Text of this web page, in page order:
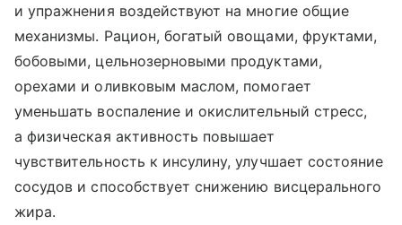
и упражнения воздействуют на многие общие
механизмы. Рацион, богатый овощами, фруктами,
бобовыми, цельнозерновыми продуктами,
орехами и оливковым маслом, помогает
уменьшать воспаление и окислительный стресс,
а физическая активность повышает
чувствительность к инсулину, улучшает состояние
сосудов и способствует снижению висцерального
жира.